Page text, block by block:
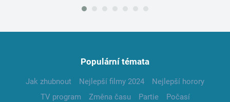
Populární témata
Jak zhubnout Nejlepší filmy 2024
Nejlepší horory
TV program
Změna času Partie
Počasí